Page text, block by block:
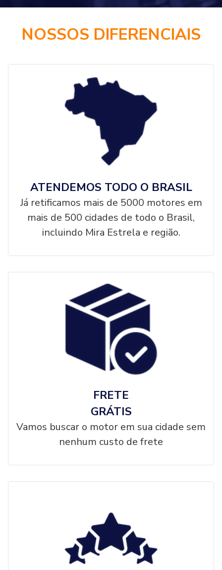
NOSSOS DIFERENCIAIS
ATENDEMOS TODO O BRASIL
Já retificamos mais de 5000 motores em
mais de 500 cidades de todo o Brasil,
incluindo Mira Estrela e região.
FRETE
GRÁTIS
Vamos buscar o motor em sua cidade sem
nenhum custo de frete